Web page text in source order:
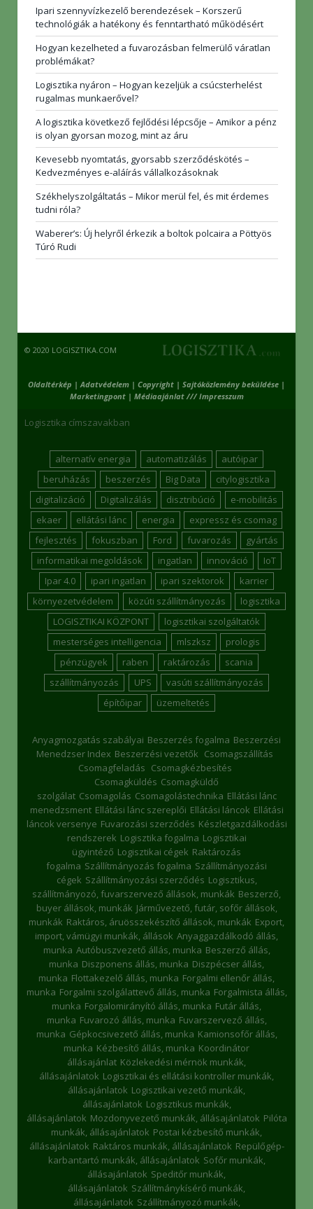
Ipari szennyvízkezelő berendezések – Korszerű
technológiák a hatékony és fenntartható működésért
Hogyan kezelheted a fuvarozásban felmerülő váratlan
problémákat?
Logisztika nyáron – Hogyan kezeljük a csúcsterhelést
rugalmas munkaerővel?
A logisztika következő fejlődési lépcsője – Amikor a pénz
is olyan gyorsan mozog, mint az áru
Kevesebb nyomtatás, gyorsabb szerződéskötés –
Kedvezményes e-aláírás vállalkozásoknak
Székhelyszolgáltatás – Mikor merül fel, és mit érdemes
tudni róla?
Waberer’s: Új helyről érkezik a boltok polcaira a Pöttyös
Túró Rudi
© 2020 LOGISZTIKA.COM
Oldaltérkép |Adatvédelem | Copyright | Sajtóközlemény beküldése |
Marketingpont| Médiaajánlat /// Impresszum
Logisztika címszavakban
alternatív energia automatizálás
autóipar
beruházás
beszerzés Big Data
citylogisztika
digitalizáció
Digitalizálás disztribúció
e-mobilitás
ekaer
ellátási lánc energia
expressz és csomag
fejlesztés
fokuszban Ford fuvarozás
gyártás
informatikai megoldások
ingatlan innováció
IoT
Ipar 4.0
ipari ingatlan ipari szektorok
karrier
környezetvédelem
közúti szállítmányozás
logisztika
LOGISZTIKAI KÖZPONT
logisztikai szolgáltatók
mesterséges intelligencia
mlszksz
prologis
pénzügyek
raben raktározás
scania
szállítmányozás
UPS
vasúti szállítmányozás
építőipar
üzemeltetés
Anyagmozgatás szabályai Beszerzés fogalma Beszerzési
Menedzser Index Beszerzési vezetők Csomagszállítás
Csomagfeladás Csomagkézbesítés
Csomagküldés Csomagküldő
szolgálat Csomagolás Csomagolástechnika Ellátási lánc
menedzsment Ellátási lánc szereplői Ellátási láncok Ellátási
láncok versenye Fuvarozási szerződés Készletgazdálkodási
rendszerek Logisztika fogalma Logisztikai
ügyintéző Logisztikai cégek Raktározás
fogalma Szállítmányozás fogalma Szállítmányozási
cégek Szállítmányozási szerződés Logisztikus,
szállítmányozó, fuvarszervező állások, munkák Beszerző,
buyer állások, munkák Járművezető, futár, sofőr állások,
munkák Raktáros, áruösszekészítő állások, munkák Export,
import, vámügyi munkák, állások Anyaggazdálkodó állás,
munka Autóbuszvezető állás, munka Beszerző állás,
munka Diszponens állás, munka Diszpécser állás,
munka Flottakezelő állás, munka Forgalmi ellenőr állás,
munka Forgalmi szolgálattevő állás, munka Forgalmista állás,
munka Forgalomirányító állás, munka Futár állás,
munka Fuvarozó állás, munka Fuvarszervező állás,
munka Gépkocsivezető állás, munka Kamionsofőr állás,
munka Kézbesítő állás, munka Koordinátor
állásajánlat Közlekedési mérnök munkák,
állásajánlatok Logisztikai és ellátási kontroller munkák,
állásajánlatok Logisztikai vezető munkák,
állásajánlatok Logisztikus munkák,
állásajánlatok Mozdonyvezető munkák, állásajánlatok Pilóta
munkák, állásajánlatok Postai kézbesítő munkák,
állásajánlatok Raktáros munkák, állásajánlatok Repülőgép-
karbantartó munkák, állásajánlatok Sofőr munkák,
állásajánlatok Speditőr munkák,
állásajánlatok Szállítmánykísérő munkák,
állásajánlatok Szállítmányozó munkák,